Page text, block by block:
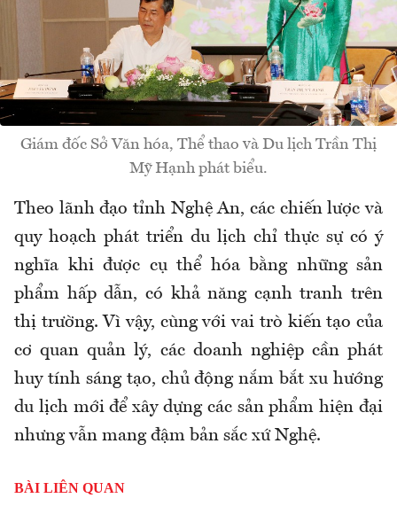
Giám đốc Sở Văn hóa, Thể thao và Du lịch Trần Thị
Mỹ Hạnh phát biểu.
Theo lãnh đạo tỉnh Nghệ An, các chiến lược và
quy hoạch phát triển du lịch chỉ thực sự có ý
nghĩa khi được cụ thể hóa bằng những sản
phẩm hấp dẫn, có khả năng cạnh tranh trên
thị trường. Vì vậy, cùng với vai trò kiến tạo của
cơ quan quản lý, các doanh nghiệp cần phát
huy tính sáng tạo, chủ động nắm bắt xu hướng
du lịch mới để xây dựng các sản phẩm hiện đại
nhưng vẫn mang đậm bản sắc xứ Nghệ.
BÀI LIÊN QUAN